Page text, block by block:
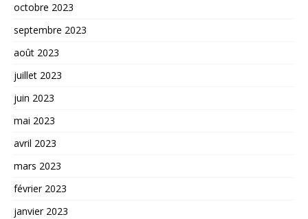
octobre 2023
septembre 2023
août 2023
juillet 2023
juin 2023
mai 2023
avril 2023
mars 2023
février 2023
janvier 2023